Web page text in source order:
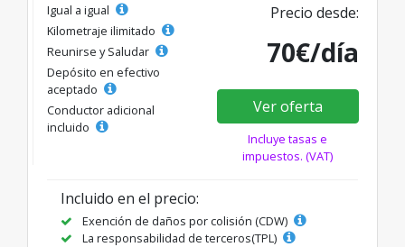
Igual a igual
Kilometraje ilimitado
Reunirse y Saludar
Depósito en efectivo
aceptado
Conductor adicional
incluido
Precio desde:
70€/día
Ver oferta
Incluye tasas e
impuestos. (VAT)
Incluido en el precio:
Exención de daños por colisión (CDW)
La responsabilidad de terceros(TPL)